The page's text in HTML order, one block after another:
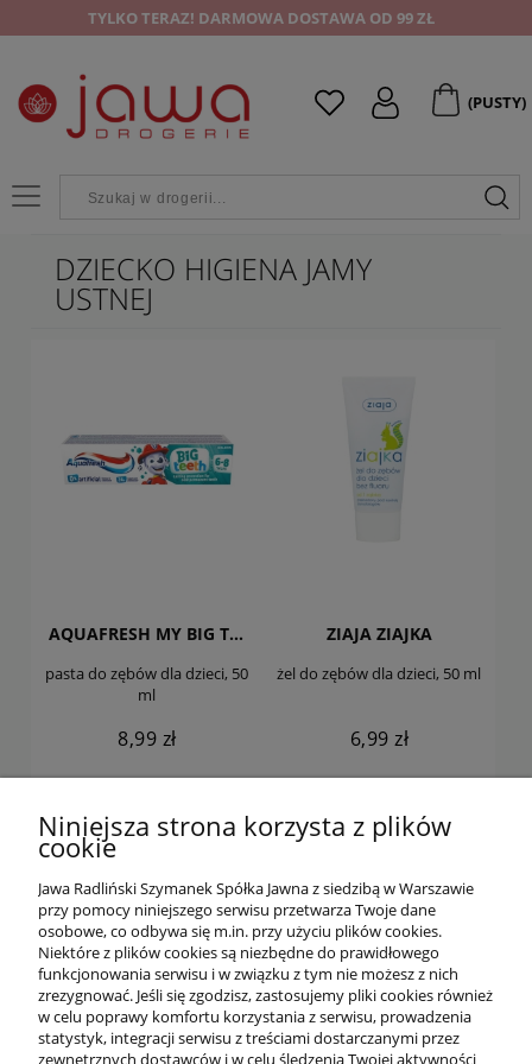
TYLKO TERAZ! DARMOWA DOSTAWA OD 99 ZŁ
(PUSTY)
DZIECKO HIGIENA JAMY
USTNEJ
AQUAFRESH MY BIG TEETH
pasta do zębów dla dzieci, 50
ml
8,99 zł
DO KOSZYKA
ZIAJA ZIAJKA
żel do zębów dla dzieci, 50 ml
6,99 zł
DO KOSZYKA
OFERTA
O NAS
Niniejsza strona korzysta z plików
cookie
Jawa Radliński Szymanek Spółka Jawna z siedzibą w Warszawie
przy pomocy niniejszego serwisu przetwarza Twoje dane
osobowe, co odbywa się m.in. przy użyciu plików cookies.
Niektóre z plików cookies są niezbędne do prawidłowego
funkcjonowania serwisu i w związku z tym nie możesz z nich
zrezygnować. Jeśli się zgodzisz, zastosujemy pliki cookies również
w celu poprawy komfortu korzystania z serwisu, prowadzenia
statystyk, integracji serwisu z treściami dostarczanymi przez
zewnętrznych dostawców i w celu śledzenia Twojej aktywności